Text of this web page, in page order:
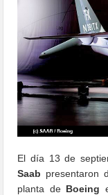
El día 13 de
Saab presentaron
planta de Boeing